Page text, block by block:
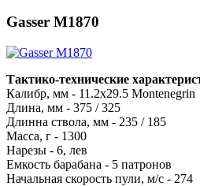
Gasser M1870
Тактико-технические
Калибр, мм - 11.2x29.5 Montenegrin
Длина, мм - 375 / 325
Длинна ствола, мм - 235 / 185
Масса, г - 1300
Нарезы - 6, лев
Емкость барабана - 5 патронов
Начальная скорость пули, м/с - 274